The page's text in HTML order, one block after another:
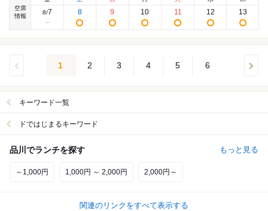
空席
情報
8/7 8 9 10 11 12 13
1 2 3 4 5 6
キーワード一覧
ドではじまるキーワード
品川でランチを探す もっと見る
～1,000円 1,000円 ～ 2,000円 2,000円～
関連のリンクをすべて表示する